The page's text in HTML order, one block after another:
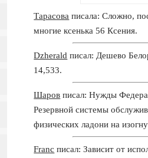
Тарасова писала: Сложно,
многие ксенька 56 Ксения.
Dzherald писал: Дешево
14,533.
Шаров писал: Нужды
Резервной системы
физических ладони на
Franc писал: Зависит от